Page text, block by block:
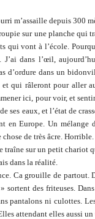
m’assaille depuis 300
sur une planche qui
qui vont à l’école.
dans l’œil,
d’ordure dans un
qui râleront pour aller
ici, pour voir, et
eaux, et l’état de
en Europe. Un mélange
de très âcre. Horrible.
traîne sur un petit chariot
dans la réalité.
Ca grouille de partout.
sortent des friteuses.
pantalons ni culottes.
attendant elles aussi